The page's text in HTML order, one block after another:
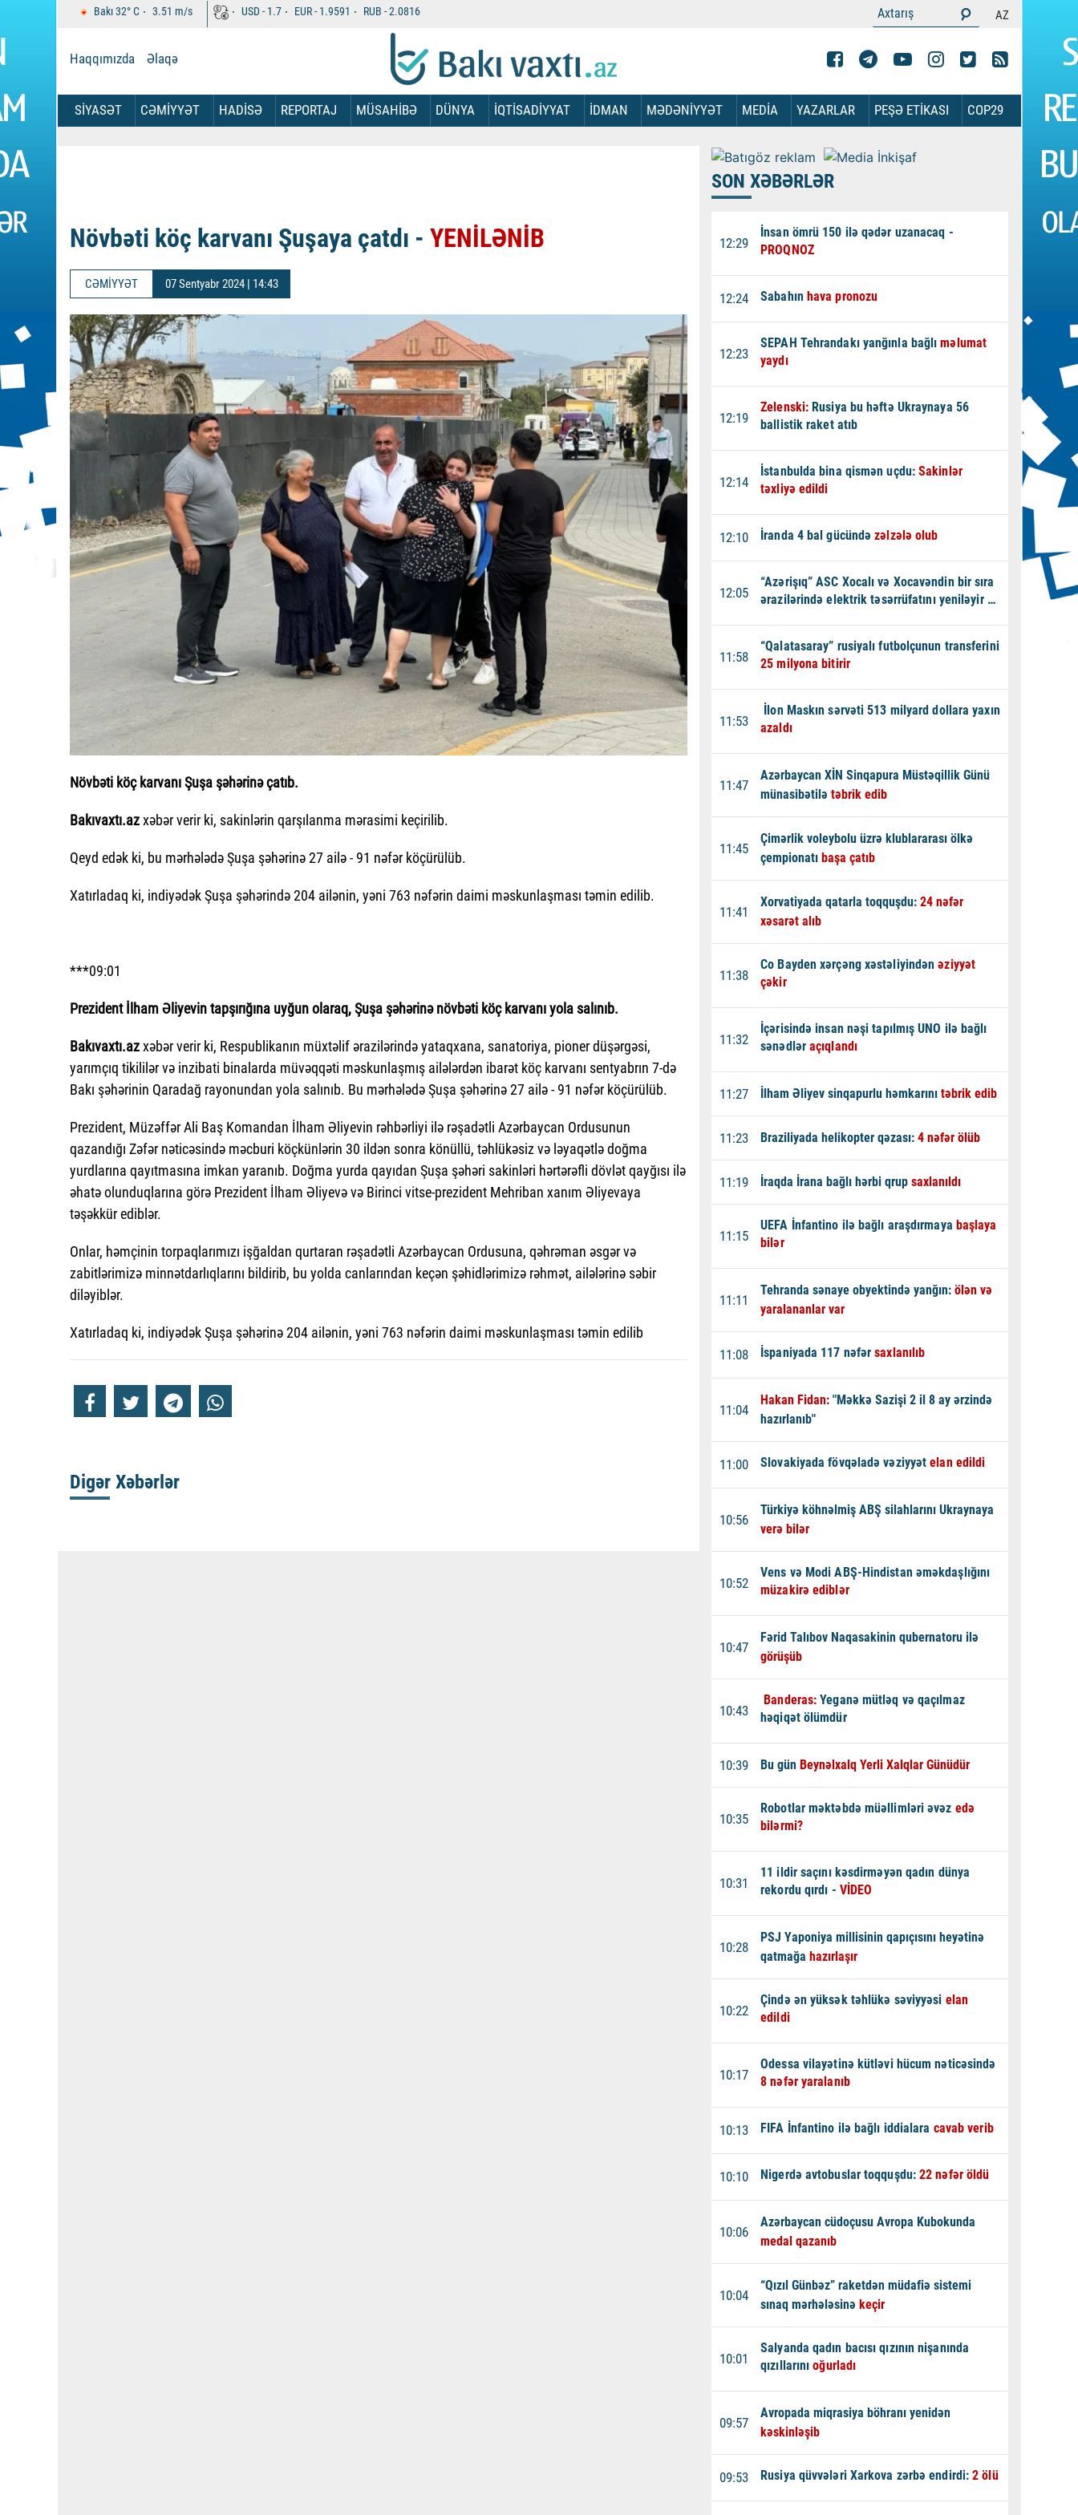
Bakı32°C 3.51 m/s USD -1.7 EUR -1.9591 RUB -2.0816 AZ
Haqqımızda Əlaqə
SİYASƏT CƏMİYYƏT HADİSƏ REPORTAJ MÜSAHİBƏ DÜNYA İQTİSADİYYAT İDMAN MƏDƏNİYYƏT MEDİA YAZARLAR PEŞƏ ETİKASI COP29
Növbəti köç karvanı Şuşaya çatdı - YENİLƏNİB
CƏMİYYƏT 07 Sentyabr 2024 | 14:43
Növbəti köç karvanı Şuşa şəhərinə çatıb.
Bakıvaxtı.azxəbər verir ki, sakinlərin qarşılanma mərasimi keçirilib.
Qeyd edək ki, bu mərhələdə Şuşa şəhərinə 27 ailə - 91 nəfər köçürülüb.
Xatırladaq ki, indiyədək Şuşa şəhərində 204 ailənin, yəni 763 nəfərin daimi məskunlaşması təmin edilib.
***09:01
Prezident İlham Əliyevin tapşırığına uyğun olaraq, Şuşa şəhərinə növbəti köç karvanı yola salınıb.
Bakıvaxtı.azxəbər verir ki, Respublikanın müxtəlif ərazilərində yataqxana, sanatoriya, pioner düşərgəsi,
yarımçıq tikililər və inzibati binalarda müvəqqəti məskunlaşmış ailələrdən ibarət köç karvanı sentyabrın 7-də
Bakı şəhərinin Qaradağ rayonundan yola salınıb. Bu mərhələdə Şuşa şəhərinə 27 ailə - 91 nəfər köçürülüb.
Prezident, Müzəffər Ali Baş Komandan İlham Əliyevin rəhbərliyi ilə rəşadətli Azərbaycan Ordusunun
qazandığı Zəfər nəticəsində məcburi köçkünlərin 30 ildən sonra könüllü, təhlükəsiz və ləyaqətlə doğma
yurdlarına qayıtmasına imkan yaranıb. Doğma yurda qayıdan Şuşa şəhəri sakinləri hərtərəfli dövlət qayğısı ilə
əhatə olunduqlarına görə Prezident İlham Əliyevə və Birinci vitse-prezident Mehriban xanım Əliyevaya
təşəkkür ediblər.
Onlar, həmçinin torpaqlarımızı işğaldan qurtaran rəşadətli Azərbaycan Ordusuna, qəhrəman əsgər və
zabitlərimizə minnətdarlıqlarını bildirib, bu yolda canlarından keçən şəhidlərimizə rəhmət, ailələrinə səbir
diləyiblər.
Xatırladaq ki, indiyədək Şuşa şəhərinə 204 ailənin, yəni 763 nəfərin daimi məskunlaşması təmin edilib
Digər Xəbərlər
SON XƏBƏRLƏR
12:29
İnsan ömrü 150 ilə qədər uzanacaq -
PROQNOZ
12:24 Sabahın hava pronozu
12:23
SEPAH Tehrandakı yanğınla bağlıməlumat
yaydı
12:19
Zelenski: Rusiya bu həftə Ukraynaya 56
ballistik raket atıb
12:14
İstanbulda bina qismən uçdu:Sakinlər
təxliyə edildi
12:10 İranda 4 bal gücündəzəlzələ olub
12:05
“Azərişıq” ASC Xocalı və Xocavəndin bir sıra
ərazilərində elektrik təsərrüfatını yeniləyir -
11:58
“Qalatasaray” rusiyalı futbolçunun transferini
25 milyona bitirir
11:53
İlon Maskın sərvəti 513 milyard dollara yaxın
azaldı
11:47
Azərbaycan XİN Sinqapura Müstəqillik Günü
münasibətilətəbrik edib
11:45
Çimərlik voleybolu üzrə klublararası ölkə
çempionatıbaşa çatıb
11:41
Xorvatiyada qatarla toqquşdu: 24 nəfər
xəsarət alıb
11:38
Co Bayden xərçəng xəstəliyindən əziyyət
çəkir
11:32
İçərisində insan nəşi tapılmış UNO ilə bağlı
sənədləraçıqlandı
11:27 İlham Əliyev sinqapurlu həmkarını təbrik edib
11:23 Braziliyada helikopter qəzası:4 nəfər ölüb
11:19 İraqda İrana bağlı hərbi qrupsaxlanıldı
11:15
UEFA İnfantino ilə bağlı araşdırmaya başlaya
bilər
11:11
Tehranda sənaye obyektində yanğın:ölən və
yaralananlar var
11:08 İspaniyada 117 nəfərsaxlanılıb
11:04
Hakan Fidan: "Məkkə Sazişi 2 il 8 ay ərzində
hazırlanıb"
11:00 Slovakiyada fövqəladə vəziyyətelan edildi
10:56
Türkiyə köhnəlmiş ABŞ silahlarını Ukraynaya
verə bilər
10:52
Vens və Modi ABŞ-Hindistan əməkdaşlığını
müzakirə ediblər
10:47
Fərid Talıbov Naqasakinin qubernatoru ilə
görüşüb
10:43
Banderas: Yeganə mütləq və qaçılmaz
həqiqət ölümdür
10:39 Bu gün Beynəlxalq Yerli Xalqlar Günüdür
10:35
Robotlar məktəbdə müəllimləri əvəz edə
bilərmi?
10:31
11 ildir saçını kəsdirməyən qadın dünya
rekordu qırdı - VİDEO
10:28
PSJ Yaponiya millisinin qapıçısını heyətinə
qatmağahazırlaşır
10:22
Çində ən yüksək təhlükə səviyyəsi elan
edildi
10:17
Odessa vilayətinə kütləvi hücum nəticəsində
8 nəfər yaralanıb
10:13 FIFA İnfantino ilə bağlı iddialara cavab verib
10:10 Nigerdə avtobuslar toqquşdu:22 nəfər öldü
10:06
Azərbaycan cüdoçusu Avropa Kubokunda
medal qazanıb
10:04
“Qızıl Günbəz” raketdən müdafiə sistemi
sınaq mərhələsinə keçir
10:01
Salyanda qadın bacısı qızının nişanında
qızıllarını oğurladı
09:57
Avropada miqrasiya böhranı yenidən
kəskinləşib
09:53 Rusiya qüvvələri Xarkova zərbə endirdi:2 ölü